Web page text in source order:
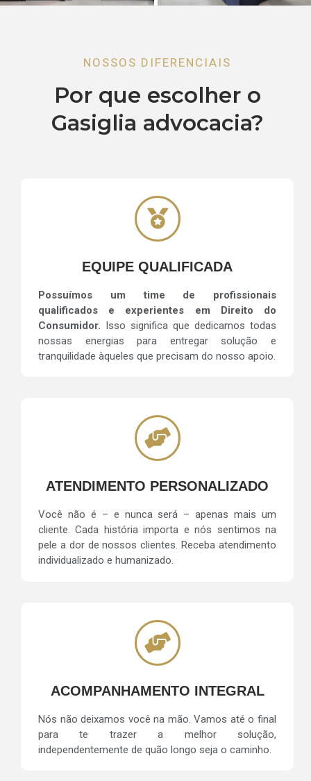
NOSSOS DIFERENCIAIS
Por que escolher o
Gasiglia advocacia?
EQUIPE QUALIFICADA
Possuímos um time de profissionais
qualificados e experientes em Direito do
Consumidor. Isso significa que dedicamos todas
nossas energias para entregar solução e
tranquilidade àqueles que precisam do nosso apoio.
ATENDIMENTO PERSONALIZADO
Você não é – e nunca será – apenas mais um
cliente. Cada história importa e nós sentimos na
pele a dor de nossos clientes. Receba atendimento
individualizado e humanizado.
ACOMPANHAMENTO INTEGRAL
Nós não deixamos você na mão. Vamos até o final
para te trazer a melhor solução,
independentemente de quão longo seja o caminho.